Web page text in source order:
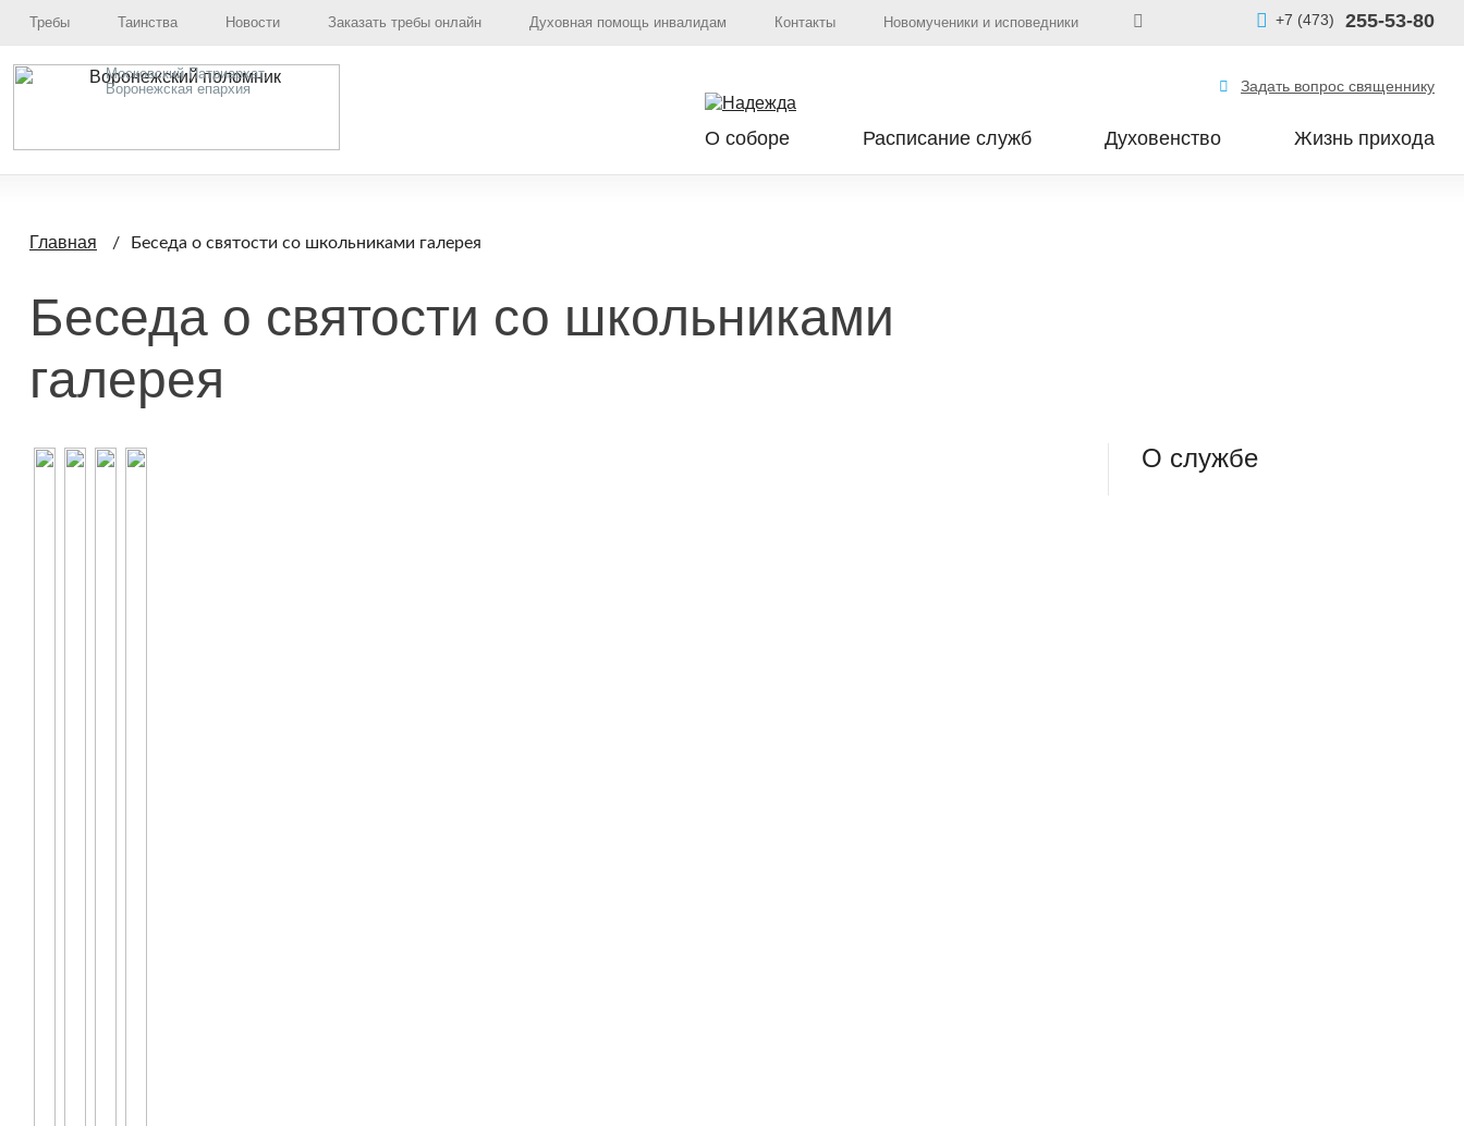
Требы Таинства Новости Заказать требы онлайн Духовная помощь инвалидам Контакты Новомученики и исповедники +7 (473) 255-53-80
Московский Патриархат,
Воронежская епархия
Задать вопрос священнику
О соборе Расписание служб Духовенство Жизнь прихода
Главная Беседа о святости со школьниками галерея
Беседа о святости со школьниками
галерея
О службе